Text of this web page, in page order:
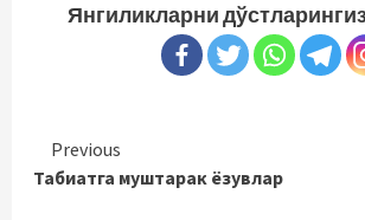
Янгиликларни
Continue
Reading
Previous
Табиатга муштарак ёзувлар